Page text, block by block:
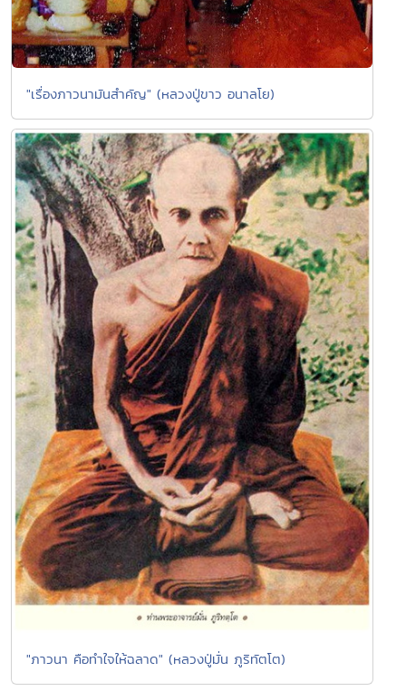
"เรื่องภาวนามันสำคัญ" (หลวงปู่ขาว อนาลโย)
"ภาวนา คือทำใจให้ฉลาด" (หลวงปู่มั่น ภูริทัตโต)